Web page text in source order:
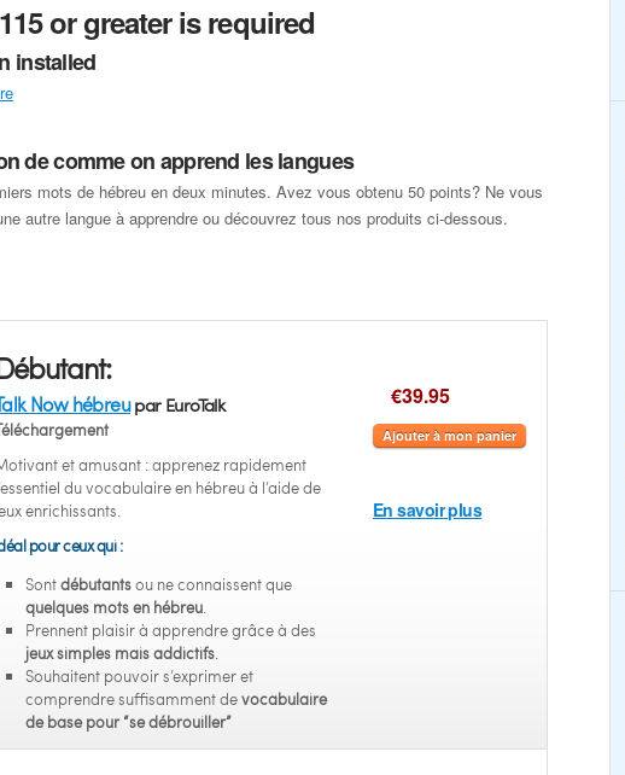
or greater is required
installed
de comme on apprend les langues
mots de hébreu en deux minutes. Avez vous obtenu 50 points? Ne vous
autre langue à apprendre ou découvrez tous nos produits ci-dessous.
Now hébreupar EuroTalk
et amusant : apprenez rapidement
du vocabulaire en hébreu à l’aide de
enrichissants.
pour ceux qui :
Sontdébutantsou ne connaissent que
quelques mots en hébreu.
Prennent plaisir à apprendre grâce à des
jeux simples mais addictifs.
Souhaitent pouvoir s’exprimer et
comprendre suffisamment devocabulaire
de base pour “se débrouiller”
€39.95
Ajouter à mon panier
En savoir plus